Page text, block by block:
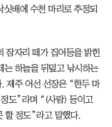
배에 수천 마리로 추정되
잠자리 떼가 집어등을 밝힌
는 하늘을 뒤덮고 낚시하는
제주 어선 선장은 “한두 마
도”라며 “(사람) 등이고
할 정도”라고 말했다.